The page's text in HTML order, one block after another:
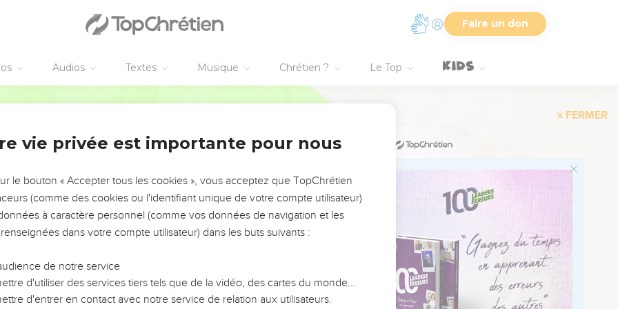
Faire un don
Audios Textes Musique Chrétien ? Le Top
lui et leur dit : « Nous montons à Jérusalem et tout ce qui a été écrit par les
de l'homme va s'accomplir.
on le fera mourir ; le troisième jour il ressuscitera. »
rien à cela : c'était pour eux un langage obscur, des paroles dont ils ne
de Jéricho, un aveugle était assis au bord du chemin et mendiait.
et demanda ce qui se passait.
de Nazareth qui passe. »
de David, aie pitié de moi ! »
qu'on le lui amène ; quand il fut près de lui, il lui demanda :
pour toi ? » Il répondit : « Seigneur, que je retrouve la vue. »
vie privée est importante pour nous
le bouton « Accepter tous les cookies », vous acceptez que TopChrétien
(comme des cookies ou l'identifiant unique de votre compte utilisateur)
à caractère personnel (comme vos données de navigation et les
dans votre compte utilisateur) dans les buts suivants :
de notre service
d'utiliser des services tiers tels que de la vidéo, des cartes du monde…
d'entrer en contact avec notre service de relation aux utilisateurs.